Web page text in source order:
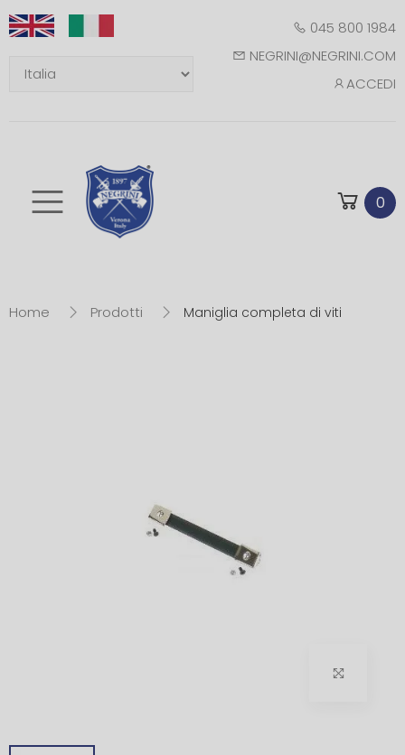
045 800 1984
NEGRINI@NEGRINI.COM
ACCEDI
Toggle mobile 0
Home Prodotti Maniglia completa di viti